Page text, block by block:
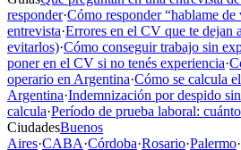
responder·Cómo responder “hablame de
entrevista·Errores en el CV que te dejan
evitarlos)·Cómo conseguir trabajo sin
poner en el CV si no tenés experiencia·
operario en Argentina·Cómo se calcula
Argentina·Indemnización por despido
calcula·Período de prueba laboral:
CiudadesBuenos
Aires·CABA·Córdoba·Rosario·Palermo·